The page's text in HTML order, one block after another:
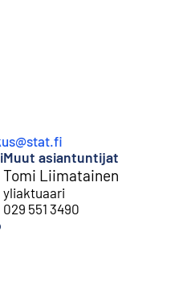
Muut asiantuntijat
Tomi Liimatainen
yliaktuaari
029 551 3490